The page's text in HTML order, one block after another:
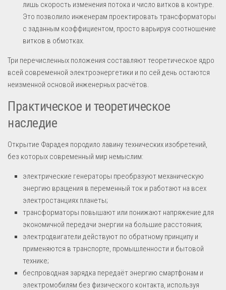
лишь скорость изменения потока и число витков в контуре.
Это позволило инженерам проектировать трансформаторы
с заданным коэффициентом, просто варьируя соотношение
витков в обмотках.
Три перечисленных положения составляют теоретическое ядро
всей современной электроэнергетики и по сей день остаются
неизменной основой инженерных расчётов.
Практическое и теоретическое
наследие
Открытие Фарадея породило лавину технических изобретений,
без которых современный мир немыслим:
электрические генераторы преобразуют механическую
энергию вращения в переменный ток и работают на всех
электростанциях планеты;
трансформаторы повышают или понижают напряжение для
экономичной передачи энергии на большие расстояния;
электродвигатели действуют по обратному принципу и
применяются в транспорте, промышленности и бытовой
технике;
беспроводная зарядка передаёт энергию смартфонам и
электромобилям без физического контакта, используя